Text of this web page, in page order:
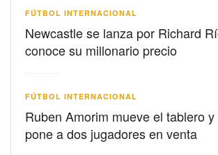
FÚTBOL INTERNACIONAL
Newcastle se lanza por Richard
conoce su millonario precio
FÚTBOL INTERNACIONAL
Ruben Amorim mueve el tablero y
pone a dos jugadores en venta